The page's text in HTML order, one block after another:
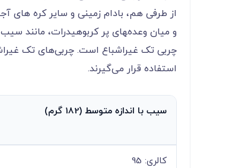
از طرفی هم، بادام زمینی و سایر کره های
چربی تک غیراشباع است. چربی‌های تک
استفاده قرار می‌‌‌‌‌‌‌‌‌‌‌‌‌‌‌‌‌‌‌‌‌‌‌‌‌‌‌‌‌‌‌‌‌‌‌‌‌‌‌‌‌‌گیرند.
سیب با اندازه متوسط (182 گرم)
کالری: 95